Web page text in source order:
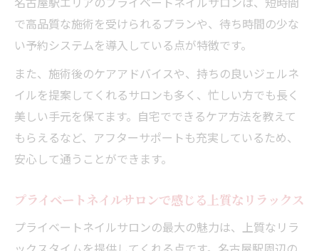
ント
上質な空間で味わうプライベートサロンの
プライベートサロンが叶える非日常の体験
とは
プライベートネイルサロンで日常をもっと
輝かせる方法
サロン活用で叶う美しい指先とリフレッシ
で高品質な施術を受けられるプランや、待ち時間の少な
い予約システムを導入している点が特徴です。
また、施術後のケアアドバイスや、持ちの良いジェルネ
イルを提案してくれるサロンも多く、忙しい方でも長く
美しい手元を保てます。自宅でできるケア方法を教えて
もらえるなど、アフターサポートも充実しているため、
安心して通うことができます。
プライベートネイルサロンで感じる上質なリラックス
プライベートネイルサロンの最大の魅力は、上質なリラ